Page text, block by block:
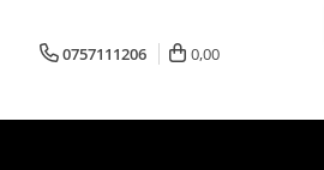
0757111206 0,00